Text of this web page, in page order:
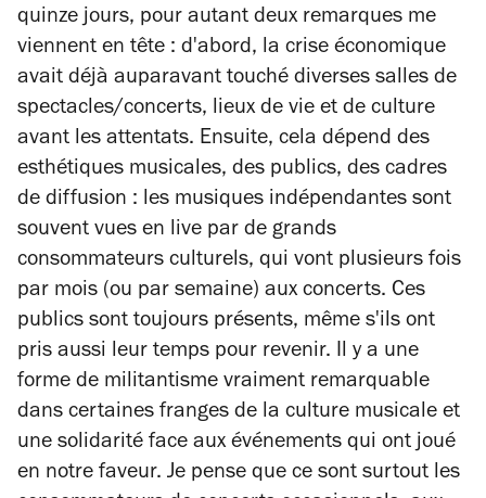
quinze jours, pour autant deux remarques me
viennent en tête : d'abord, la crise économique
avait déjà auparavant touché diverses salles de
spectacles/concerts, lieux de vie et de culture
avant les attentats. Ensuite, cela dépend des
esthétiques musicales, des publics, des cadres
de diffusion : les musiques indépendantes sont
souvent vues en live par de grands
consommateurs culturels, qui vont plusieurs fois
par mois (ou par semaine) aux concerts. Ces
publics sont toujours présents, même s'ils ont
pris aussi leur temps pour revenir. Il y a une
forme de militantisme vraiment remarquable
dans certaines franges de la culture musicale et
une solidarité face aux événements qui ont joué
en notre faveur. Je pense que ce sont surtout les